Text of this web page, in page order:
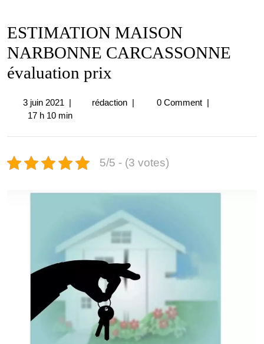
ESTIMATION MAISON
NARBONNE CARCASSONNE
évaluation prix
3 juin 2021
juin
| rédactionESTIMATION
prix
| 0 Comment |
17 h 10 min
5/5 - (3 votes)